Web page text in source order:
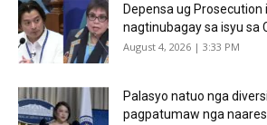
Depensa ug Prosecution
nagtinubagay sa isyu sa
August 4, 2026 | 3:33 PM
Palasyo natuo nga
pagpatumaw nga